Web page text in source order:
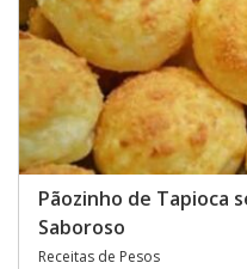
Pãozinho de Tapioca
Saboroso
Receitas de Pesos